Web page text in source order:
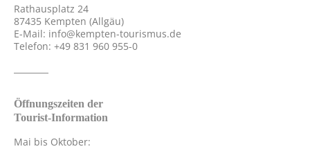
Rathausplatz 24
87435 Kempten (Allgäu)
E-Mail: info@kempten-tourismus.de
Telefon: +49 831 960 955-0
Öffnungszeiten der
Tourist-Information
Mai bis Oktober: